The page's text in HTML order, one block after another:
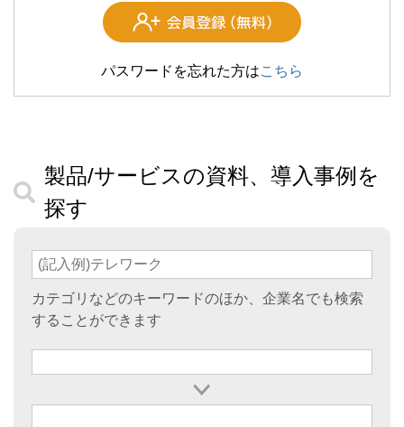
パスワードを忘れた方はこちら
製品/サービスの資料、導入事例を
探す
カテゴリなどのキーワードのほか、企業名でも検索
することができます